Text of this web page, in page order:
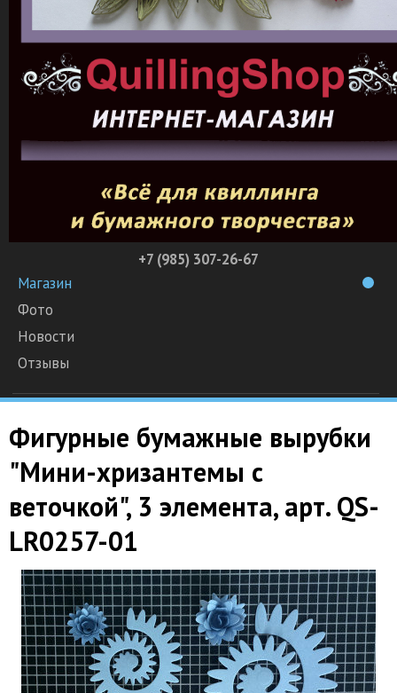
+7 (985) 307-26-67
Магазин
Фото
Новости
Отзывы
Фигурные бумажные вырубки
"Мини-хризантемы с
веточкой", 3 элемента, арт. QS-
LR0257-01